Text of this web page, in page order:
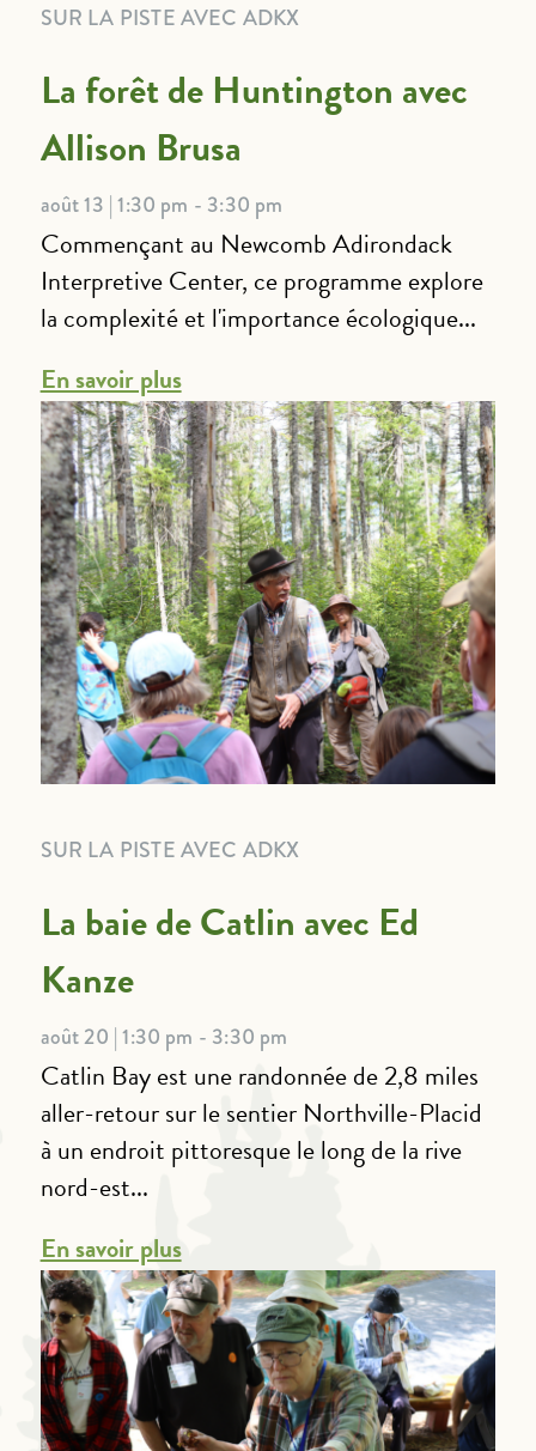
SUR LA PISTE AVEC ADKX
La forêt de Huntington avec
Allison Brusa
août 13 | 1:30 pm - 3:30 pm
Commençant au Newcomb Adirondack
Interpretive Center, ce programme explore
la complexité et l'importance écologique...
En savoir plus
SUR LA PISTE AVEC ADKX
La baie de Catlin avec Ed
Kanze
août 20 | 1:30 pm - 3:30 pm
Catlin Bay est une randonnée de 2,8 miles
aller-retour sur le sentier Northville-Placid
à un endroit pittoresque le long de la rive
nord-est...
En savoir plus